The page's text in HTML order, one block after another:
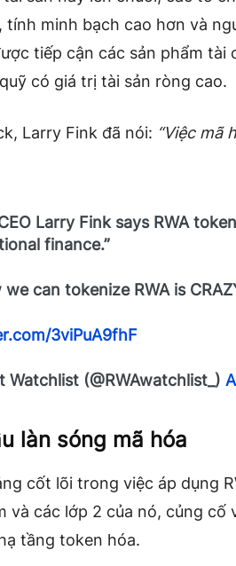
minh bạch cao hơn và
tiếp cận các sản phẩm tài
có giá trị tài sản ròng cao.
Larry Fink đã nói: “Việc mã
Larry Fink says RWA
finance.”
can tokenize RWA is
3viPuA9fhF
Watchlist (@RWAwatchlist_)
làn sóng mã hóa
cốt lõi trong việc áp dụng
và các lớp 2 của nó, củng cố
tầng token hóa.